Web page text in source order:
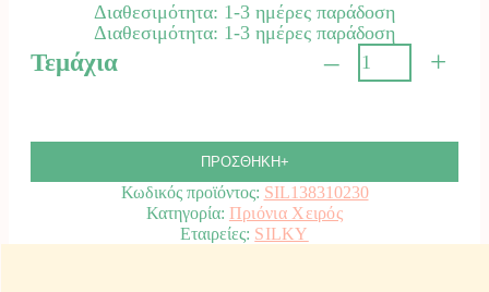
Διαθεσιμότητα: 1-3 ημέρες παράδοση
Διαθεσιμότητα: 1-3 ημέρες παράδοση
Τεμάχια –
Χειροπρίονο
+
ΠΡΟΣΘΗΚΗ+
Κωδικός προϊόντος: SIL138310230
Κατηγορία: Πριόνια Χειρός
SILKY